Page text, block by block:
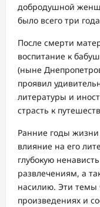
добродушной
было всего три
После смерти
воспитание к
(ныне
проявил
литературы и
страсть к
Ранние годы
влияние на его
глубокую
развлечениям, а
насилию. Эти темы
произведениях и